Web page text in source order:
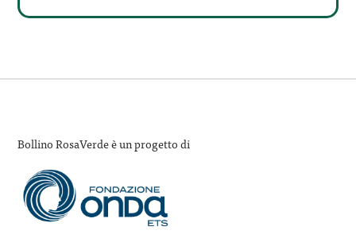
Bollino RosaVerde è un progetto di